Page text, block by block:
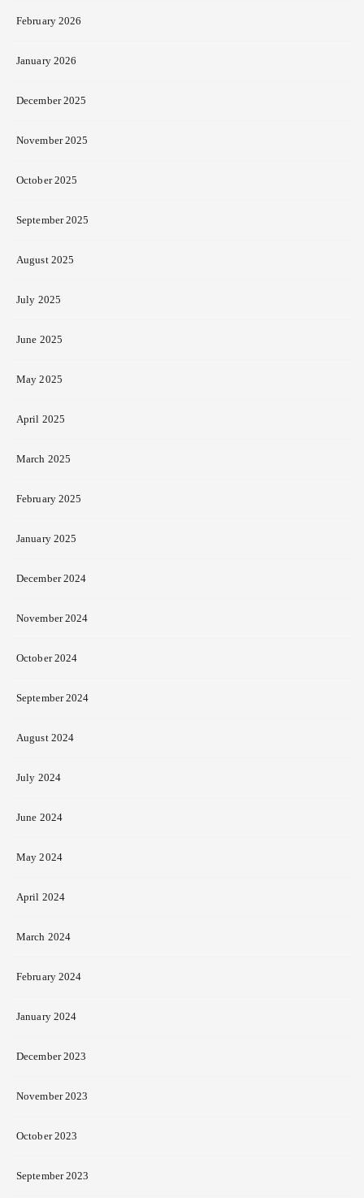
February 2026
January 2026
December 2025
November 2025
October 2025
September 2025
August 2025
July 2025
June 2025
May 2025
April 2025
March 2025
February 2025
January 2025
December 2024
November 2024
October 2024
September 2024
August 2024
July 2024
June 2024
May 2024
April 2024
March 2024
February 2024
January 2024
December 2023
November 2023
October 2023
September 2023